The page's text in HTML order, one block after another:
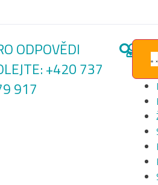
ODPOVĚDI
+420 737
917